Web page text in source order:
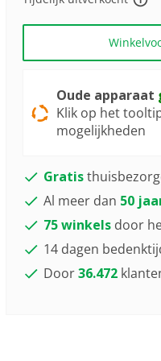
Oude apparaat
Klik op het
mogelijkheden
Gratis
Al meer dan 50
75 winkelsdoor
14 dagen
Door36.472